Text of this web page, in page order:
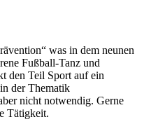
was in dem neunen
Fußball-Tanz und
den Teil Sport auf ein
der Thematik
nicht notwendig. Gerne
Tätigkeit.